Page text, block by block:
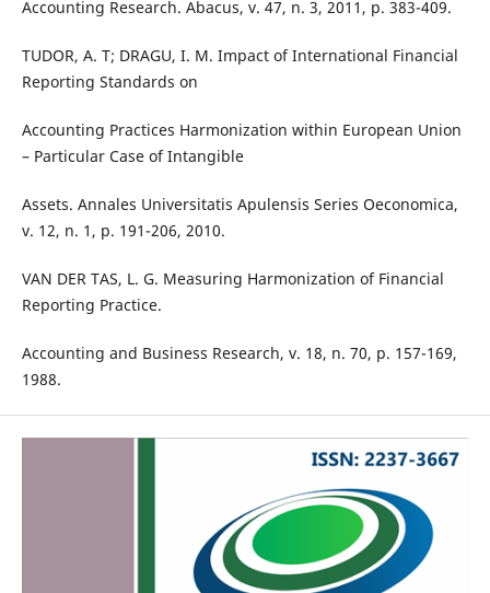
Accounting Research. Abacus, v. 47, n. 3, 2011, p. 383-409.
TUDOR, A. T; DRAGU, I. M. Impact of International Financial
Reporting Standards on
Accounting Practices Harmonization within European Union
– Particular Case of Intangible
Assets. Annales Universitatis Apulensis Series Oeconomica,
v. 12, n. 1, p. 191-206, 2010.
VAN DER TAS, L. G. Measuring Harmonization of Financial
Reporting Practice.
Accounting and Business Research, v. 18, n. 70, p. 157-169,
1988.